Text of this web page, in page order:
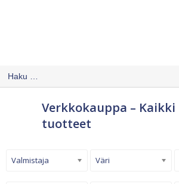
Verkkokauppa – Kaikki
tuotteet
Valmistaja Väri